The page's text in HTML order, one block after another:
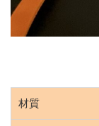
材質